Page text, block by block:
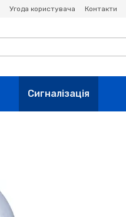
Угода користувача Контакти
Сигналізація